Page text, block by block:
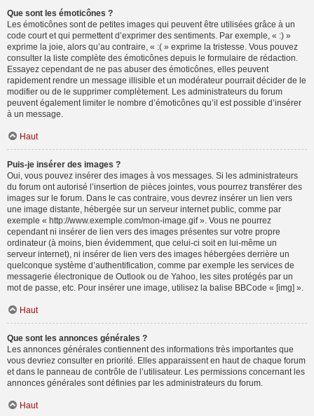
Que sont les émoticônes ?
Les émoticônes sont de petites images qui peuvent être utilisées grâce à un
code court et qui permettent d’exprimer des sentiments. Par exemple, « :) »
exprime la joie, alors qu’au contraire, « :( » exprime la tristesse. Vous pouvez
consulter la liste complète des émoticônes depuis le formulaire de rédaction.
Essayez cependant de ne pas abuser des émoticônes, elles peuvent
rapidement rendre un message illisible et un modérateur pourrait décider de le
modifier ou de le supprimer complètement. Les administrateurs du forum
peuvent également limiter le nombre d’émoticônes qu’il est possible d’insérer
à un message.
Haut
Puis-je insérer des images ?
Oui, vous pouvez insérer des images à vos messages. Si les administrateurs
du forum ont autorisé l’insertion de pièces jointes, vous pourrez transférer des
images sur le forum. Dans le cas contraire, vous devrez insérer un lien vers
une image distante, hébergée sur un serveur internet public, comme par
exemple « http://www.exemple.com/mon-image.gif ». Vous ne pourrez
cependant ni insérer de lien vers des images présentes sur votre propre
ordinateur (à moins, bien évidemment, que celui-ci soit en lui-même un
serveur internet), ni insérer de lien vers des images hébergées derrière un
quelconque système d’authentification, comme par exemple les services de
messagerie électronique de Outlook ou de Yahoo, les sites protégés par un
mot de passe, etc. Pour insérer une image, utilisez la balise BBCode « [img] ».
Haut
Que sont les annonces générales ?
Les annonces générales contiennent des informations très importantes que
vous devriez consulter en priorité. Elles apparaissent en haut de chaque forum
et dans le panneau de contrôle de l’utilisateur. Les permissions concernant les
annonces générales sont définies par les administrateurs du forum.
Haut